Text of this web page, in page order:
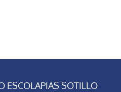
ESCOLAPIAS SOTILLO